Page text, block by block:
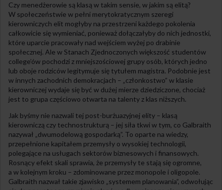
Czy menedżerowie są klasą w takim sensie, w jakim są elitą?
W społeczeństwie w pełni merytokratycznym szeregi
kierowniczych elit mogłyby na przestrzeni każdego pokolenia
całkowicie się wymieniać, ponieważ dołączałyby do nich jednostki,
które uparcie pracowały nad wejściem wyżej po drabinie
społecznej. Ale w Stanach Zjednoczonych większość studentów
college’ów pochodzi z mniejszościowej grupy osób, których jedno
lub oboje rodziców legitymuje się tytułem magistra. Podobnie jest
w innych zachodnich demokracjach – „członkostwo” w klasie
kierowniczej wydaje się być w dużej mierze dziedziczone, chociaż
jest to grupa częściowo otwarta na talenty z klas niższych.
Jak byśmy nie nazwali tej post-burżuazyjnej elity – klasą
kierowniczą czy technostrukturą – jej siła tkwi w tym, co Galbraith
nazywał „dwumodelową gospodarką”. To oparte na wiedzy,
przepełnione kapitałem przemysły o wysokiej technologii,
polegające na usługach sektorów biznesowych i finansowych.
Rosnący efekt skali sprawia, że przemysły te stają się ogromne,
a w kolejnym kroku – zdominowane przez monopole i oligopole.
Galbraith nazwał takie zjawisko „systemem planowania”, odwołując